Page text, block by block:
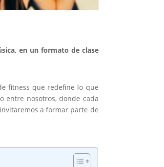
en un formato de clase
fitness que redefine lo que
entre nosotros, donde cada
a formar parte de